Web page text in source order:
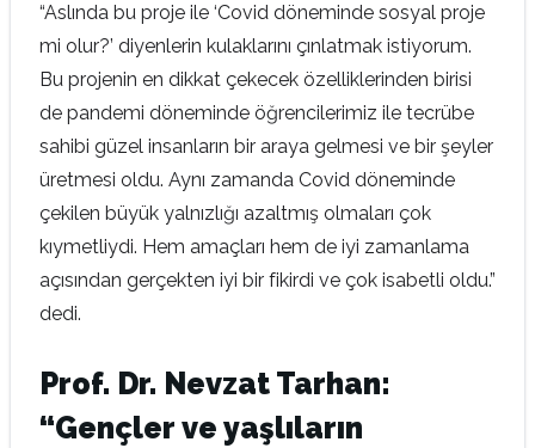
“Aslında bu proje ile ‘Covid döneminde sosyal proje
mi olur?’ diyenlerin kulaklarını çınlatmak istiyorum.
Bu projenin en dikkat çekecek özelliklerinden birisi
de pandemi döneminde öğrencilerimiz ile tecrübe
sahibi güzel insanların bir araya gelmesi ve bir şeyler
üretmesi oldu. Aynı zamanda Covid döneminde
çekilen büyük yalnızlığı azaltmış olmaları çok
kıymetliydi. Hem amaçları hem de iyi zamanlama
açısından gerçekten iyi bir fikirdi ve çok isabetli oldu.”
dedi.
Prof. Dr. Nevzat Tarhan:
“Gençler ve yaşlıların